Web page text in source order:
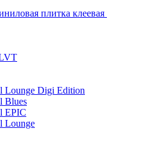
плитка клеевая
Lounge Digi Edition
Blues
EPIC
Lounge